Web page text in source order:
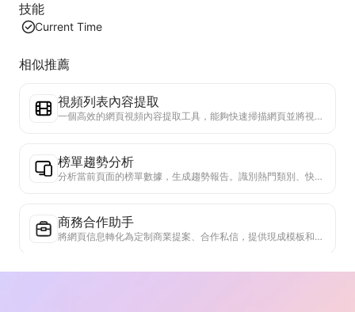
技能
Current Time
相似推薦
視頻列表內容提取
一個高效的網頁視頻內容提取工具，能夠快速掃描網頁並將視頻信息整理成結構化的Markdown表格。
榜單趨勢分析
分析當前頁面的榜單數據，生成趨勢報告。識別熱門類別、快速上升的產品類型和新興技術。提供即時市場洞察，助你理解最新產品趨勢和市場動向。
商務合作助手
將網頁信息轉化為定制商業提案、合作私信，提供現成模板和跟進指南，簡化協作流程。